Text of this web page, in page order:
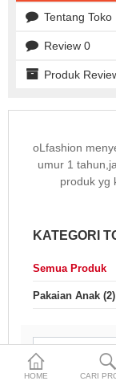
Pakaian Pria
Pakaian Wanita
Perlengkapan Bayi
Perlengkapan
Perlengkapan
Sepatu Pria
Tas Pria
Tas Wanita
Compare (0)
HOME CARI
Tentang Toko
Review 0
Produk
oLfashion
umur 1
produk yg
KATEGORI
Semua Produk
Pakaian Anak (2)